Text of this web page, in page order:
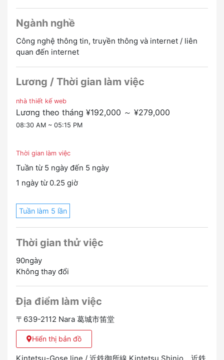
Ngành nghề
Công nghệ thông tin, truyền thông và internet / liên
quan đến internet
Lương / Thời gian làm việc
nhà thiết kế web
Lương theo tháng ¥192,000 ～ ¥279,000
08:30 AM ~ 05:15 PM
Thời gian làm việc
Tuần từ 5 ngày đến 5 ngày
1 ngày từ 0.25 giờ
Tuần làm 5 lần
Thời gian thử việc
90ngày
Không thay đổi
Địa điểm làm việc
〒639-2112 Nara 葛城市笛堂
Hiển thị bản đồ
Kintetsu-Gose line / 近鉄御所線 Kintetsu Shinjo 近鉄